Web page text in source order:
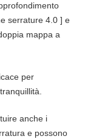
serrature 4.0 ] e
mappa a
per
anche i
e possono